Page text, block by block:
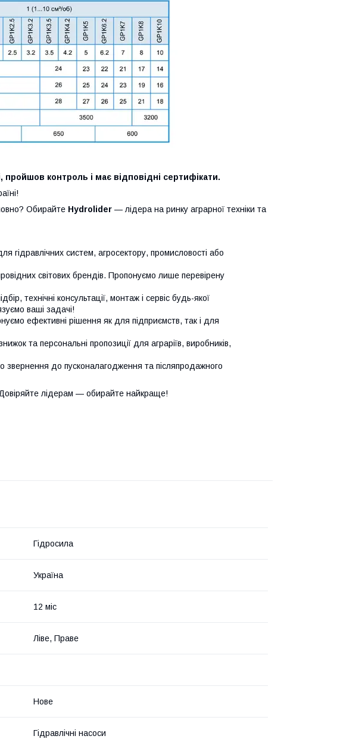
пройшов контроль і має відповідні сертифікати.
Обирайте Hydrolider — лідера на ринку аграрної техніки та
гідравлічних систем, агросектору, промисловості або
світових брендів. Пропонуємо лише перевірену
технічні консультації, монтаж і сервіс будь-якої
ваші задачі!
ефективні рішення як для підприємств, так і для
та персональні пропозиції для аграріїв, виробників,
звернення до пусконалагодження та післяпродажного
Довіряйте лідерам — обирайте найкраще!
Гідросила
Україна
12 міс
Ліве, Праве
Нове
Гідравлічні насоси